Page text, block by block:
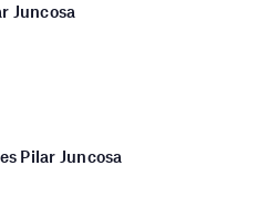
Juncosa
Pilar Juncosa